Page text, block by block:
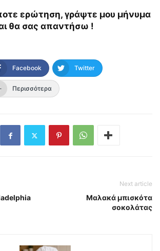
ερώτηση, γράψτε μου μήνυμα
θα σας απαντήσω !
Facebook Twitter
Περισσότερα
Next article
Μαλακά μπισκότα
σοκολάτας